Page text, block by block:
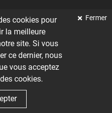
cookies pour
la meilleure
site. Si vous
ce dernier, nous
vous acceptez
cookies.
Fermer